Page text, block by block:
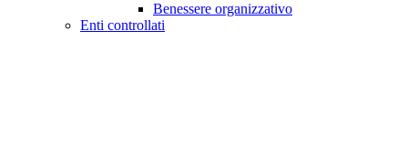
Benessere organizzativo
Enti controllati